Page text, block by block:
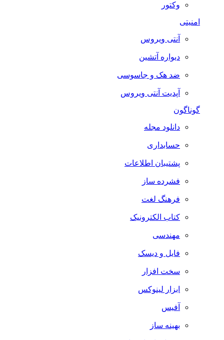
وکتور
آنتی ویروس
دیواره آتشین
ضد هک و جاسوسی
آپدیت آنتی ویروس
گوناگون
دانلود مجله
حسابداری
پشتیبان اطلاعات
فشرده ساز
فرهنگ لغت
کتاب الکترونیک
مهندسی
فایل و دیسک
سخت افزار
ابزار لینوکس
آفیس
بهینه ساز